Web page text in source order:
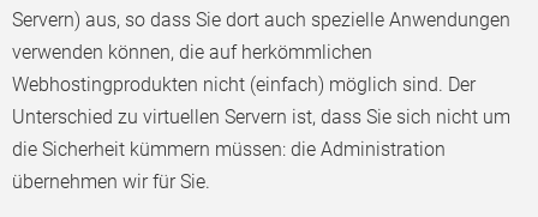
Servern) aus, so dass Sie dort auch spezielle Anwendungen
verwenden können, die auf herkömmlichen
Webhostingprodukten nicht (einfach) möglich sind. Der
Unterschied zu virtuellen Servern ist, dass Sie sich nicht um
die Sicherheit kümmern müssen: die Administration
übernehmen wir für Sie.